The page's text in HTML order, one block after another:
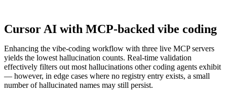
Cursor AI with MCP-backed vibe coding
Enhancing the vibe-coding workflow with three live MCP servers
yields the lowest hallucination counts. Real-time validation
effectively filters out most hallucinations other coding agents exhibit
— however, in edge cases where no registry entry exists, a small
number of hallucinated names may still persist.